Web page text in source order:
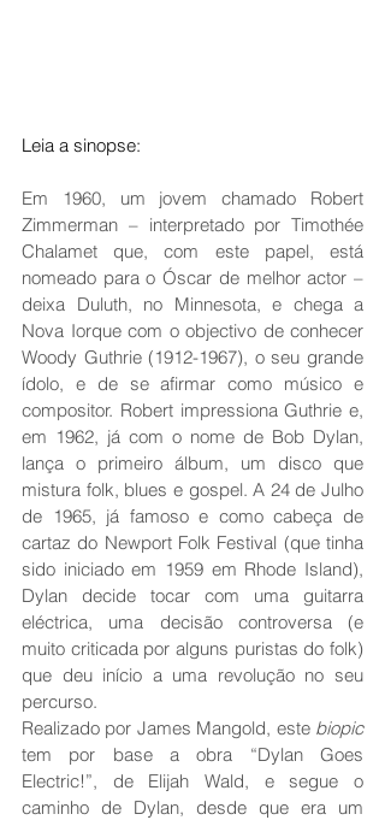
Leia a sinopse:
Em 1960, um jovem chamado Robert
Zimmerman – interpretado por Timothée
Chalamet que, com este papel, está
nomeado para o Óscar de melhor actor –
deixa Duluth, no Minnesota, e chega a
Nova Iorque com o objectivo de conhecer
Woody Guthrie (1912-1967), o seu grande
ídolo, e de se afirmar como músico e
compositor. Robert impressiona Guthrie e,
em 1962, já com o nome de Bob Dylan,
lança o primeiro álbum, um disco que
mistura folk, blues e gospel. A 24 de Julho
de 1965, já famoso e como cabeça de
cartaz do Newport Folk Festival (que tinha
sido iniciado em 1959 em Rhode Island),
Dylan decide tocar com uma guitarra
eléctrica, uma decisão controversa (e
muito criticada por alguns puristas do folk)
que deu início a uma revolução no seu
percurso.
Realizado por James Mangold, este biopic
tem por base a obra “Dylan Goes
Electric!”, de Elijah Wald, e segue o
caminho de Dylan, desde que era um